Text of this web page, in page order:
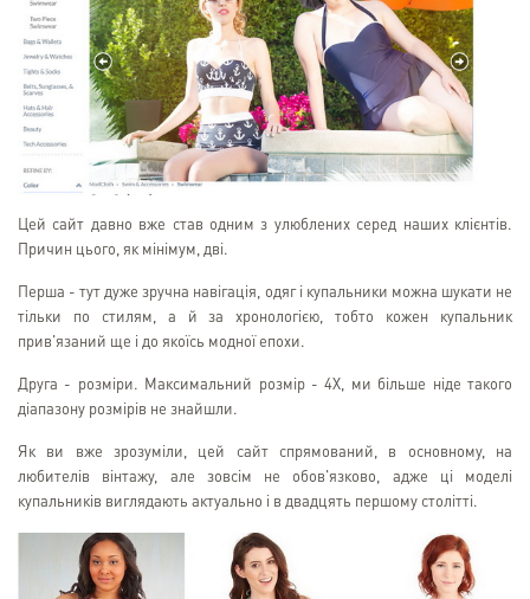
Цей сайт давно вже став одним з улюблених серед наших клієнтів.
Причин цього, як мінімум, дві.
Перша - тут дуже зручна навігація, одяг і купальники можна шукати не
тільки по стилям, а й за хронологією, тобто кожен купальник
прив'язаний ще і до якоїсь модної епохи.
Друга - розміри. Максимальний розмір - 4X, ми більше ніде такого
діапазону розмірів не знайшли.
Як ви вже зрозуміли, цей сайт спрямований, в основному, на
любителів вінтажу, але зовсім не обов'язково, адже ці моделі
купальників виглядають актуально і в двадцять першому столітті.